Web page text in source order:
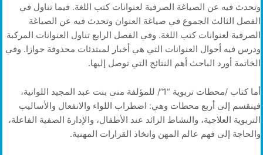
وتحدث فيه عن الصياغة الصرفية لعنوانات كتب اللغة. فيما تناول في
الفصل الثالث الجموع في صياغة العنوان وتحدث فيه عن الصياغة
الصرفية لعنوانات كتب اللغة. وفي الفصل الرابع تناول العنوانات المركبة
ودرس فيه أحوال العنوانات التي هي أخبار لمبتدئات محذوفة جوازا. وفي
الخاتمة أورد الباحث أهم النتائج التي توصل إليها.
أما كتاب /محطات تربوية “1”/ للمؤلفة منى بنت عبد المجيد اللواتية،
فينقسم إلى أربع محطات وهي: اضطراب اللواء والانفعال والأساليب
التربوية العلاجية، والنشاط الزائد عند الأطفال، والإدارة الصفية الفاعلة،
والحاجة إلى فهم عالم المهن واتخاذ القرارات المهنية.